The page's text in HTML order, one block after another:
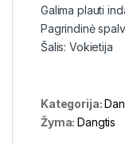
Galima plauti
Pagrindinė
Šalis: Vokietija
Kategorija:
Žyma:Dangtis